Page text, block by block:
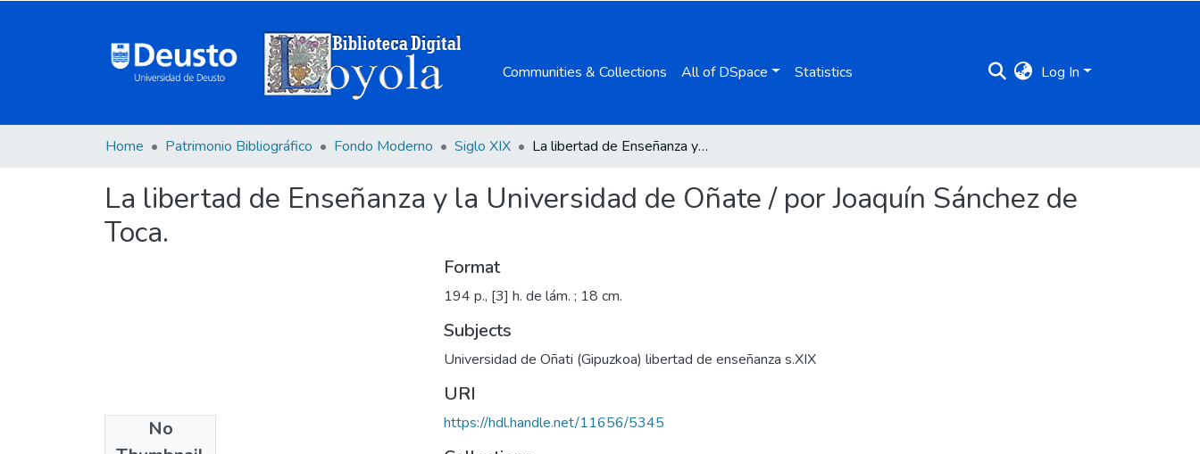
Communities & Collections All of DSpace Statistics Log In
Home Patrimonio Bibliográfico Fondo Moderno Siglo XIX La libertad de Enseñanza y la Universidad de Oñate / por Joaquín Sánchez de Toca.
La libertad de Enseñanza y la Universidad de Oñate / por Joaquín Sánchez de
Toca.
No
Format
194 p., [3] h. de lám. ; 18 cm.
Subjects
Universidad de Oñati (Gipuzkoa) libertad de enseñanza s.XIX
URI
https://hdl.handle.net/11656/5345